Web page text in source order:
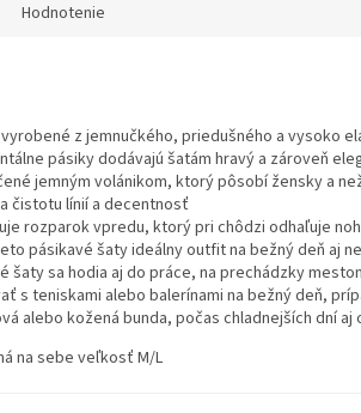
Hodnotenie
z jemnučkého, priedušného a vysoko
pásiky dodávajú šatám hravý a zároveň
jemným volánikom, ktorý pôsobí žensky a
čistotu línií a decentnosť
rozparok vpredu, ktorý pri chôdzi odhaľuje
pásikavé šaty ideálny outfit na bežný deň aj
šaty sa hodia aj do práce, na prechádzky
s teniskami alebo balerínami na bežný deň,
alebo kožená bunda, počas chladnejších dní
na sebe veľkosť M/L